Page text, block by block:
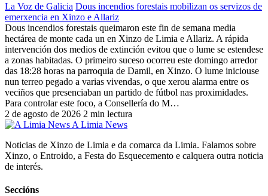
La Voz de Galicia Dous incendios forestais mobilizan os servizos de
emerxencia en Xinzo e Allariz
Dous incendios forestais queimaron este fin de semana media
hectárea de monte cada un en Xinzo de Limia e Allariz. A rápida
intervención dos medios de extinción evitou que o lume se estendese
a zonas habitadas. O primeiro suceso ocorreu este domingo arredor
das 18:28 horas na parroquia de Damil, en Xinzo. O lume iniciouse
nun terreo pegado a varias vivendas, o que xerou alarma entre os
veciños que presenciaban un partido de fútbol nas proximidades.
Para controlar este foco, a Consellería do M…
2 de agosto de 2026 2 min lectura
A Limia News
Noticias de Xinzo de Limia e da comarca da Limia. Falamos sobre
Xinzo, o Entroido, a Festa do Esquecemento e calquera outra noticia
de interés.
Seccións